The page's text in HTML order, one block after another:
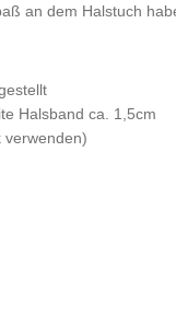
an dem Halstuch
Halsband ca. 1,5cm
verwenden)